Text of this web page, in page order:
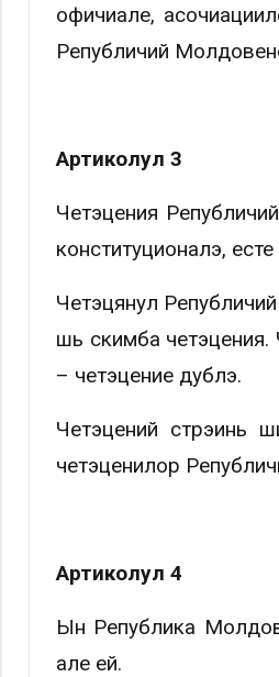
офичиале,
Републичий
Артиколул 3
Четэцения
конституционалэ,
Четэцянул
шь скимба четэцения.
– четэцение дублэ.
Четэцений стрэинь
четэценилор
Артиколул 4
Ын Република
але ей.